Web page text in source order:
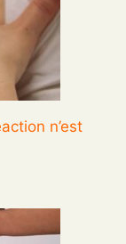
n’est